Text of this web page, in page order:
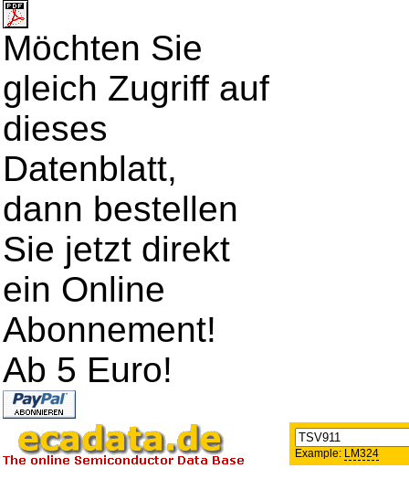
Möchten Sie
gleich Zugriff auf
dieses
Datenblatt,
dann bestellen
Sie jetzt direkt
ein Online
Abonnement!
Ab 5 Euro!
Example: LM324